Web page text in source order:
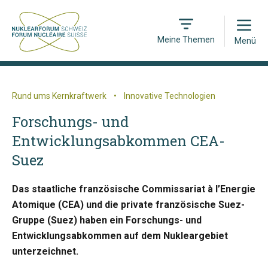
Meine Themen
Open
Menü
Rund ums Kernkraftwerk • Innovative Technologien
Forschungs- und
Entwicklungsabkommen CEA-
Suez
Das staatliche französische Commissariat à l’Energie
Atomique (CEA) und die private französische Suez-
Gruppe (Suez) haben ein Forschungs- und
Entwicklungsabkommen auf dem Nukleargebiet
unterzeichnet.